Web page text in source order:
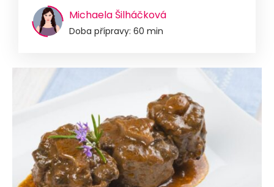
Michaela Šilháčková
Doba přípravy: 60 min